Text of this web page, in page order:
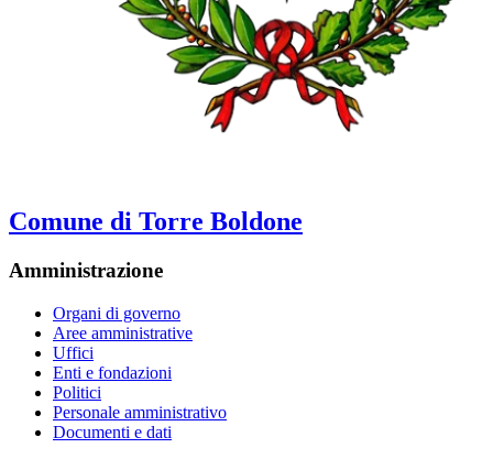
Comune di Torre Boldone
Amministrazione
Organi di governo
Aree amministrative
Uffici
Enti e fondazioni
Politici
Personale amministrativo
Documenti e dati